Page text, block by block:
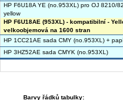
HP F6U18A YE (no.953XL) pro OJ 8210/
yellow
HP F6U18AE (953XL) - kompatibilní -
velkoobjemová na 1600 stran
HP 1CC21AE sada CMY (no.953XL) +
HP 3HZ52AE sada CMYK (no.953XL)
Barvy řádků tabulky: